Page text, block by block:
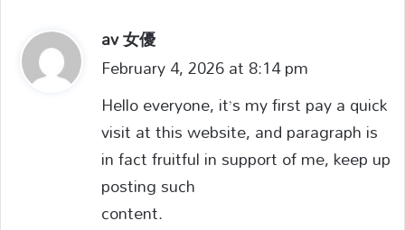
av 女優
a
y
s
:
February 4, 2026 at 8:14 pm
Hello everyone, it’s my first pay a quick
visit at this website, and paragraph is
in fact fruitful in support of me, keep up
posting such
content.